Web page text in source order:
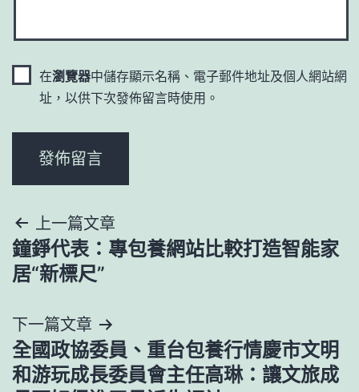
在瀏覽器中儲存顯示名稱、電子郵件地址及個人網站網
址，以供下次發佈留言時使用。
文
章
覽
上一篇文章
鐘錚代表：專包養網站比較打造智能家
居“新標尺”
下一篇文章
全國政協委員、重台包養行情慶市文明
和游玩成長委員會主任高琳：讓文旅成